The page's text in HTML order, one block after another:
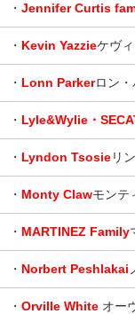
・ Jennifer Curtis
・ Kevin Yazzieケヴ
・ Lonn Parkerロン・
・ Lyle&Wylie・
・ Lyndon Tsosieリ
・ Monty Clawモンテ
・ MARTINEZ Family
・ Norbert Peshlakai
・ Orville White オー